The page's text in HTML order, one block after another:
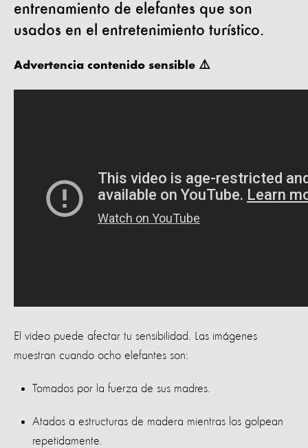
entrenamiento de elefantes que son
usados en el entretenimiento turístico.
Advertencia contenido sensible ⚠️
El video puede afectar tu sensibilidad. Las imágenes
muestran cuando ocho elefantes son:
Tomados por la fuerza de sus madres.
Atados a estructuras de madera mientras los golpean
repetidamente.